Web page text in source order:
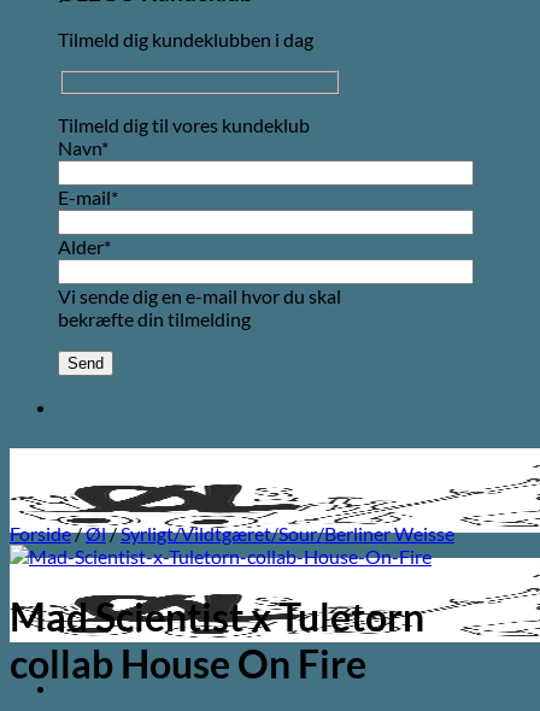
Tilmeld dig kundeklubben i dag
Tilmeld dig til vores kundeklub
Navn*
E-mail*
Alder*
Vi sende dig en e-mail hvor du skal
bekræfte din tilmelding
Forside/Øl/Syrligt/Vildtgæret/Sour/Berliner Weisse
Mad Scientist x Tuletorn
collab House On Fire